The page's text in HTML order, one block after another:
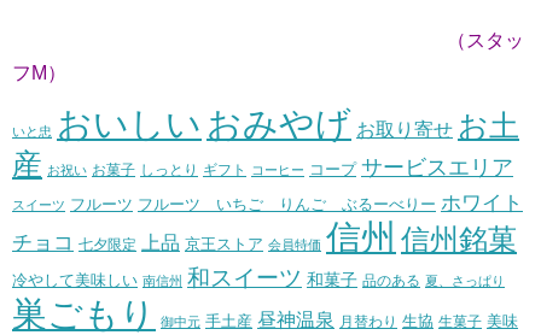
（スタッ
フM）
いと忠 おいしい おみやげ お取り寄せ お土
産 お祝い お菓子 しっとり ギフト コーヒー コープ サービスエリア
スイーツ フルーツ フルーツ いちご りんご ぶるーべりー ホワイト
チョコ 七夕限定 上品 京王ストア 会員特価 信州 信州銘菓
冷やして美味しい 南信州 和スイーツ 和菓子 品のある 夏、さっぱり
巣ごもり 御中元 手土産 昼神温泉 月替わり 生協 生菓子 美味